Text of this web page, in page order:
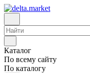
Каталог
По всему сайту
По каталогу